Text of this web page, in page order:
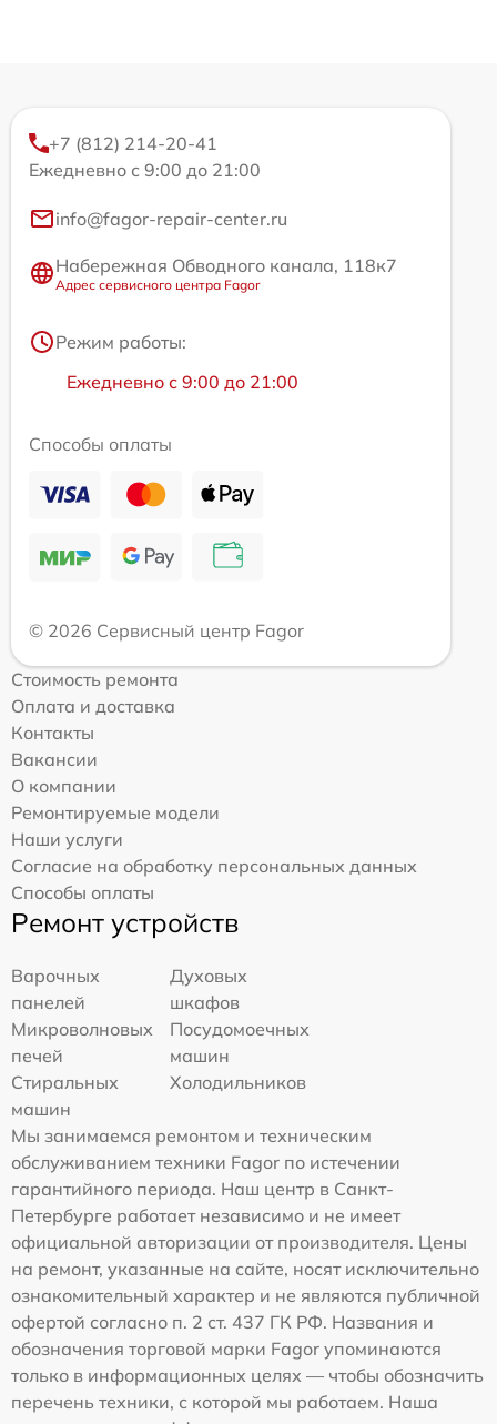
+7 (812) 214-20-41
Ежедневно с 9:00 до 21:00
info@fagor-repair-center.ru
Набережная Обводного канала, 118к7
Адрес сервисного центра Fagor
Режим работы:
Ежедневно с 9:00 до 21:00
Способы оплаты
© 2026 Сервисный центр Fagor
Стоимость ремонта
Оплата и доставка
Контакты
Вакансии
О компании
Ремонтируемые модели
Наши услуги
Согласие на обработку персональных данных
Способы оплаты
Ремонт устройств
Варочных
панелей
Духовых
шкафов
Микроволновых
печей
Посудомоечных
машин
Стиральных
машин
Холодильников
Мы занимаемся ремонтом и техническим
обслуживанием техники Fagor по истечении
гарантийного периода. Наш центр в Санкт-
Петербурге работает независимо и не имеет
официальной авторизации от производителя. Цены
на ремонт, указанные на сайте, носят исключительно
ознакомительный характер и не являются публичной
офертой согласно п. 2 ст. 437 ГК РФ. Названия и
обозначения торговой марки Fagor упоминаются
только в информационных целях — чтобы обозначить
перечень техники, с которой мы работаем. Наша